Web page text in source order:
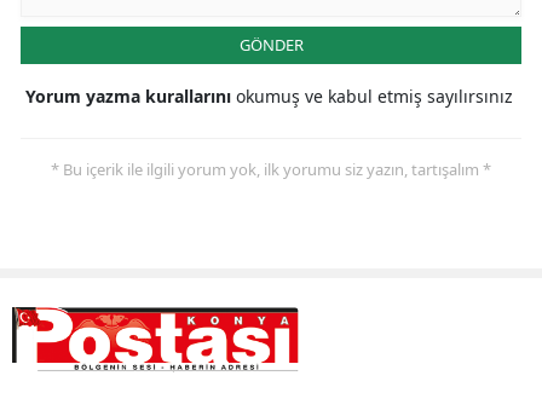
Muğla
Muş
Niğde
GÖNDER
Yorum yazma kurallarını okumuş ve kabul etmiş sayılırsınız
* Bu içerik ile ilgili yorum yok, ilk yorumu siz yazın, tartışalım *